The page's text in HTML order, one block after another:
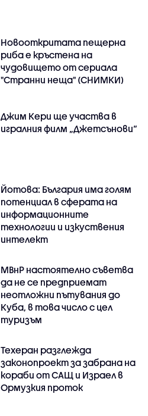
Новооткритата пещерна
риба е кръстена на
чудовището от сериала
"Странни неща" (СНИМКИ)
Джим Кери ще участва в
игралния филм „Джетсънови“
Йотова: България има голям
потенциал в сферата на
информационните
технологии и изкуствения
интелект
МВнР настоятелно съветва
да не се предприемат
неотложни пътувания до
Куба, в това число с цел
туризъм
Техеран разглежда
законопроект за забрана на
кораби от САЩ и Израел в
Ормузкия проток